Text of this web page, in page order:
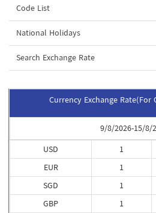
Code List
National Holidays
Search Exchange Rate
Currency Exchange Rate(For
9/8/2026-15/8/
USD
EUR
SGD
GBP
1
1
1
1